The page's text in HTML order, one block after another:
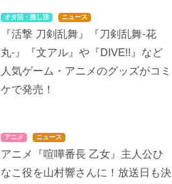
オタ活・推し活 ニュース
『活撃 刀剣乱舞』『刀剣乱舞-花
丸-』『文アル』や『DIVE!!』など
人気ゲーム・アニメのグッズがコミ
ケで発売！
アニメ ニュース
アニメ『喧嘩番長 乙女』主人公ひ
なこ役を山村響さんに！放送日も決